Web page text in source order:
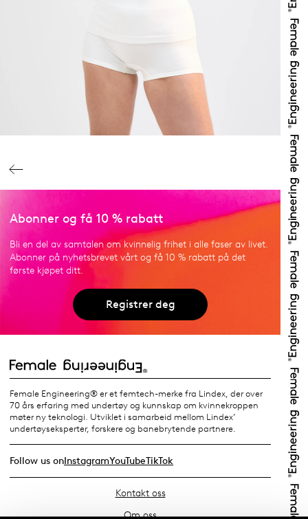
Abonner og få 10 % rabatt
Bli en del av samtalen om kvinnelig frihet i alle faser av livet.
Abonner på nyhetsbrevet vårt og få 10 % rabatt på det
første kjøpet ditt.
Registrer deg
Female Engineering® er et femtech-merke fra Lindex, der over
70 års erfaring med undertøy og kunnskap om kvinnekroppen
møter ny teknologi. Utviklet i samarbeid mellom Lindex’
undertøyseksperter, forskere og banebrytende partnere.
Follow us onInstagramYouTubeTikTok
Kontakt oss
Om oss